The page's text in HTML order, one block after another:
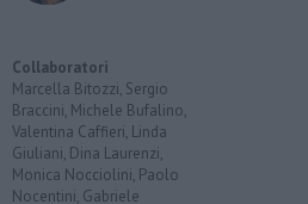
Collaboratori
Marcella Bitozzi, Sergio
Braccini, Michele Bufalino,
Valentina Caffieri, Linda
Giuliani, Dina Laurenzi,
Monica Nocciolini, Paolo
Nocentini, Gabriele